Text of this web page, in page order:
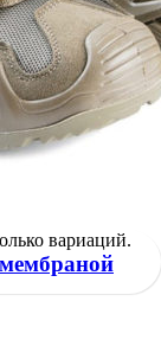
вариаций.